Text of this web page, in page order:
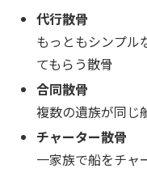
代行散骨
もっともシンプル
てもらう散骨
合同散骨
複数の遺族が同じ
チャーター散骨
一家族で船をチャ